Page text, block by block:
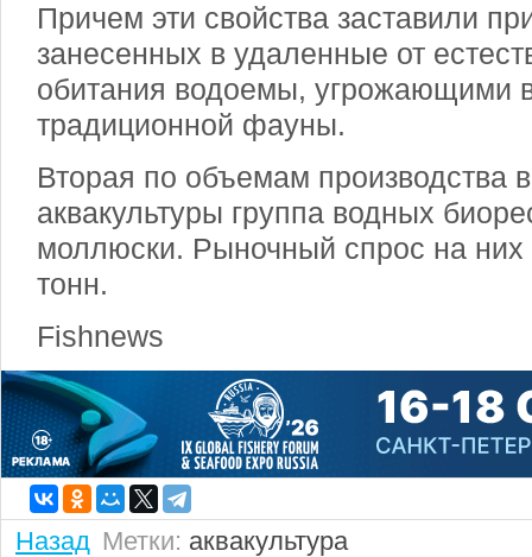
Причем эти свойства заставили
занесенных в удаленные от
обитания водоемы, угрожающими
традиционной фауны.
Вторая по объемам производства
аквакультуры группа водных
моллюски. Рыночный спрос на них
тонн.
Fishnews
Назад Метки: аквакультура